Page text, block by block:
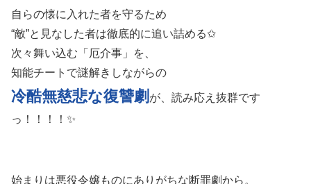
自らの懐に入れた者を守るため
“敵”と見なした者は徹底的に追い詰める✩
次々舞い込む「厄介事」を、
知能チートで謎解きしながらの
冷酷無慈悲な復讐劇 が、読み応え抜群です
っ！！！！✨
始まりは悪役令嬢ものにありがちな断罪劇から。